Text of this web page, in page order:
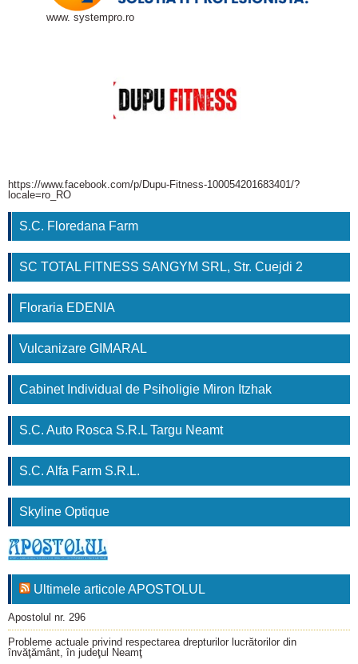
www. systempro.ro
https://www.facebook.com/p/Dupu-Fitness-100054201683401/?
locale=ro_RO
S.C. Floredana Farm
SC TOTAL FITNESS SANGYM SRL, Str. Cuejdi 2
Floraria EDENIA
Vulcanizare GIMARAL
Cabinet Individual de Psiholigie Miron Itzhak
S.C. Auto Rosca S.R.L Targu Neamt
S.C. Alfa Farm S.R.L.
Skyline Optique
Ultimele articole APOSTOLUL
Apostolul nr. 296
Probleme actuale privind respectarea drepturilor lucrătorilor din
învăţământ, în judeţul Neamţ